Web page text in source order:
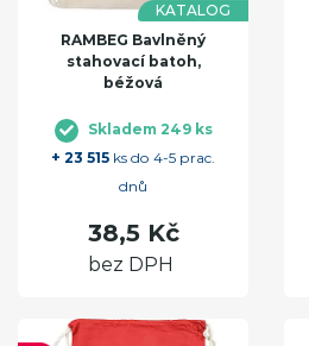
KATALOG
RAMBEG Bavlněný
stahovací batoh,
béžová
Skladem 249 ks
+ 23 515 ks do 4-5 prac.
dnů
38,5 Kč
bez DPH